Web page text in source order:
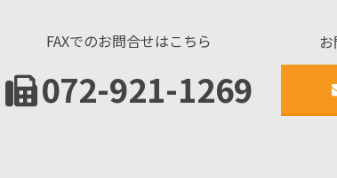
FAXでのお問合せはこちら
072-921-1269